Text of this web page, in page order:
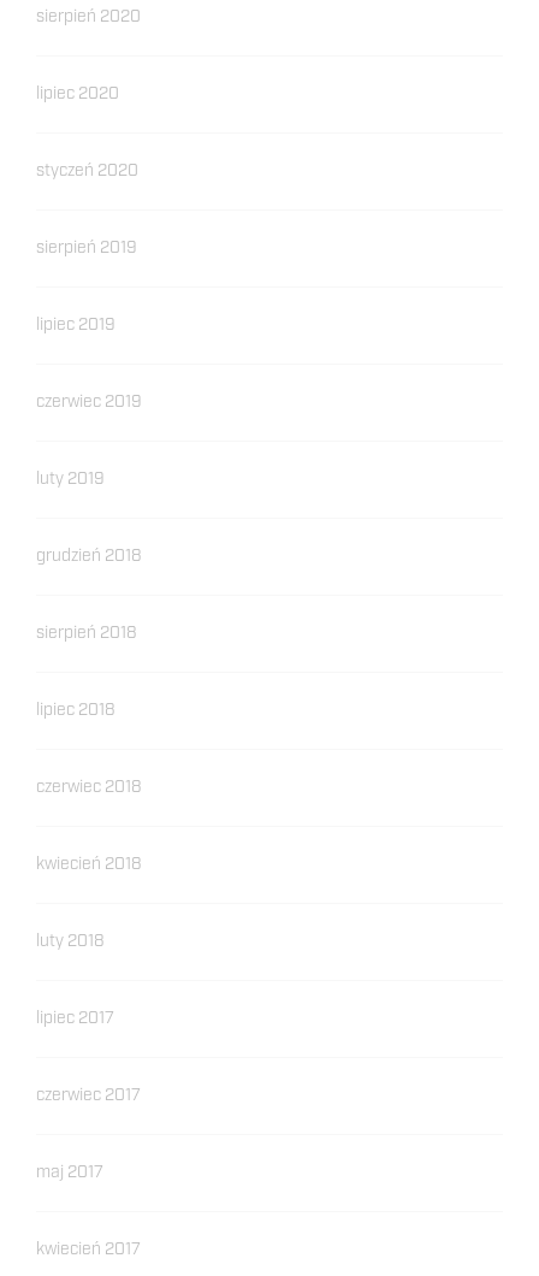
sierpień 2020
lipiec 2020
styczeń 2020
sierpień 2019
lipiec 2019
czerwiec 2019
luty 2019
grudzień 2018
sierpień 2018
lipiec 2018
czerwiec 2018
kwiecień 2018
luty 2018
lipiec 2017
czerwiec 2017
maj 2017
kwiecień 2017